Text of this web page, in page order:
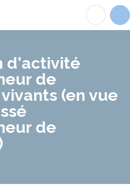
d'activité
de
(en vue
de